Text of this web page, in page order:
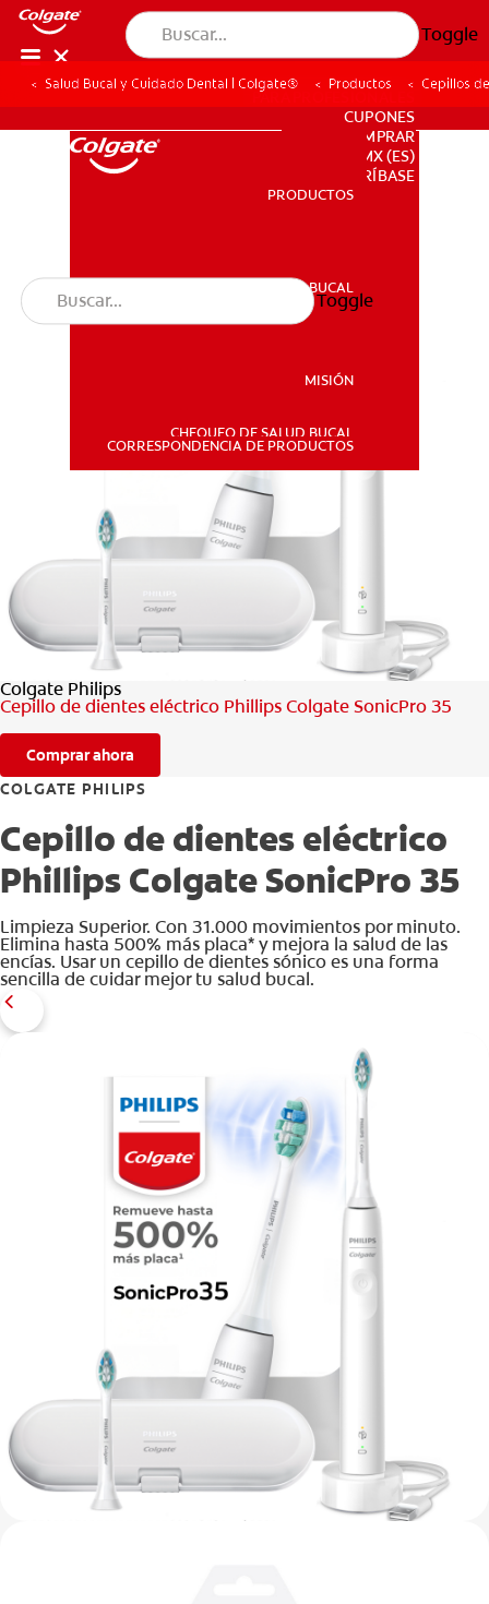
Toggle
PRODUCTOS
SALUD BUCAL
CHEQUEO DE SALUD BUCAL
CORRESPONDENCIA DE PRODUCTOS
PARA PROFESIONALES
SUSCRÍBASE
PARA PROFESIONALES
CUPONES
DONDE COMPRAR
MX (ES)
SUSCRÍBASE
PRODUCTOS
SALUD BUCAL
MISIÓN
CHEQUEO DE SALUD BUCAL
CORRESPONDENCIA DE PRODUCTOS
Toggle
Salud Bucal y Cuidado Dental | Colgate® Productos Cepillos
Colgate Philips
Cepillo de dientes eléctrico Phillips Colgate SonicPro 35
Comprar ahora
COLGATE PHILIPS
Cepillo de dientes eléctrico
Phillips Colgate SonicPro 35
Limpieza Superior. Con 31.000 movimientos por minuto.
Elimina hasta 500% más placa* y mejora la salud de las
encías. Usar un cepillo de dientes sónico es una forma
sencilla de cuidar mejor tu salud bucal.